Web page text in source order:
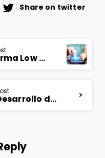
Share on twitter
Applikalo: Plataforma Low Code No Code para Optimizar Procesos Empresariales
Tendencias en Desarrollo de Aplicaciones: Capitalizando el Auge de las Aplicaciones Móviles con las Plantillas de Applikalo